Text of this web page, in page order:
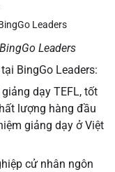
Leaders
BingGo Leaders:
dạy TEFL, tốt
lượng hàng đầu
giảng dạy ở Việt
cử nhân ngôn